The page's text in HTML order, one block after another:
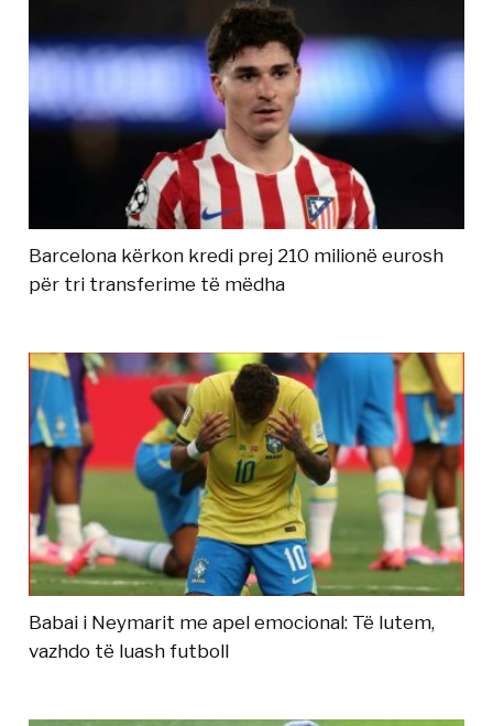
Barcelona kërkon kredi prej 210 milionë eurosh
për tri transferime të mëdha
Babai i Neymarit me apel emocional: Të lutem,
vazhdo të luash futboll